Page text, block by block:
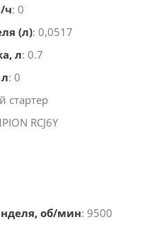
ч: 0
(л): 0,0517
л: 0.7
: 0
стартер
RCJ6Y
об/мин: 9500